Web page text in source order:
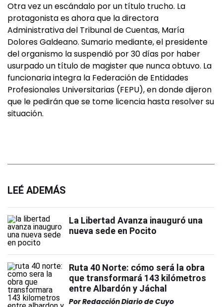
Otra vez un escándalo por un título trucho. La
protagonista es ahora que la directora
Administrativa del Tribunal de Cuentas, María
Dolores Galdeano. Sumario mediante, el presidente
del organismo la suspendió por 30 días por haber
usurpado un título de magister que nunca obtuvo. La
funcionaria integra la Federación de Entidades
Profesionales Universitarias (FEPU), en donde dijeron
que le pedirán que se tome licencia hasta resolver su
situación.
LEÉ ADEMÁS
La Libertad Avanza inauguró una
nueva sede en Pocito
Ruta 40 Norte: cómo será la obra
que transformará 143 kilómetros
entre Albardón y Jáchal
PorRedacción Diario de Cuyo